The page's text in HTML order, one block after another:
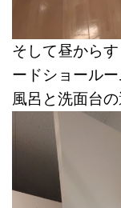
そして昼からす
ードショールー
風呂と洗面台の